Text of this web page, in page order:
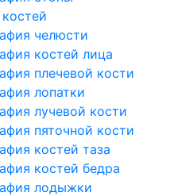
челюсти
костей лица
плечевой кости
лопатки
лучевой кости
пяточной кости
костей таза
костей бедра
лодыжки